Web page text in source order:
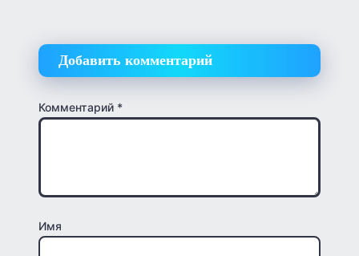
Добавить комментарий
Комментарий *
Имя